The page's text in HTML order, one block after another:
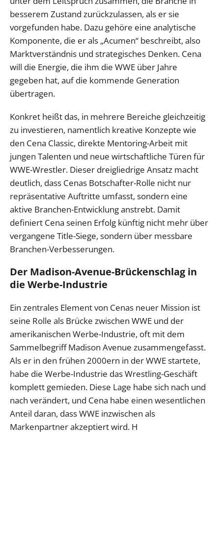
besserem Zustand zurückzulassen, als er sie
vorgefunden habe. Dazu gehöre eine analytische
Komponente, die er als „Acumen“ beschreibt, also
Marktverständnis und strategisches Denken. Cena
will die Energie, die ihm die WWE über Jahre
gegeben hat, auf die kommende Generation
übertragen.
Konkret heißt das, in mehrere Bereiche gleichzeitig
zu investieren, namentlich kreative Konzepte wie
den Cena Classic, direkte Mentoring-Arbeit mit
jungen Talenten und neue wirtschaftliche Türen für
WWE-Wrestler. Dieser dreigliedrige Ansatz macht
deutlich, dass Cenas Botschafter-Rolle nicht nur
repräsentative Auftritte umfasst, sondern eine
aktive Branchen-Entwicklung anstrebt. Damit
definiert Cena seinen Erfolg künftig nicht mehr über
vergangene Title-Siege, sondern über messbare
Branchen-Verbesserungen.
Der Madison-Avenue-Brückenschlag in
die Werbe-Industrie
Ein zentrales Element von Cenas neuer Mission ist
seine Rolle als Brücke zwischen WWE und der
amerikanischen Werbe-Industrie, oft mit dem
Sammelbegriff Madison Avenue zusammengefasst.
Als er in den frühen 2000ern in der WWE startete,
habe die Werbe-Industrie das Wrestling-Geschäft
komplett gemieden. Diese Lage habe sich nach und
nach verändert, und Cena habe einen wesentlichen
Anteil daran, dass WWE inzwischen als
Markenpartner akzeptiert wird. H